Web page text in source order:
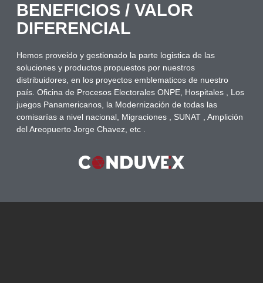
BENEFICIOS / VALOR
DIFERENCIAL
Hemos proveido y gestionado la parte logistica de las
soluciones y productos propuestos por nuestros
distribuidores, en los proyectos emblematicos de nuestro
país. Oficina de Procesos Electorales ONPE, Hospitales , Los
juegos Panamericanos, la Modernización de todas las
comisarías a nivel nacional, Migraciones , SUNAT , Amplición
del Areopuerto Jorge Chavez, etc .